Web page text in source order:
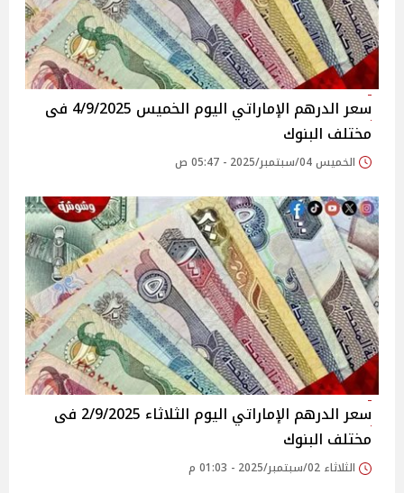
سعر الدرهم الإماراتي اليوم الخميس 4/9/2025 فى
مختلف البنوك
الخميس 04/سبتمبر/2025 - 05:47 ص
سعر الدرهم الإماراتي اليوم الثلاثاء 2/9/2025 فى
مختلف البنوك
الثلاثاء 02/سبتمبر/2025 - 01:03 م